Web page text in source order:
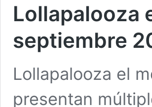
Lollapalooza
septiembre
Lollapalooza el
presentan